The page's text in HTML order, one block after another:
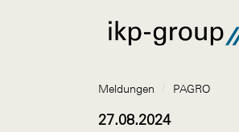
Meldungen / PAGRO
27.08.2024